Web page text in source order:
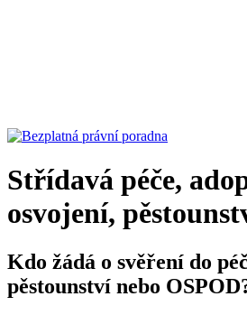
Střídavá péče,
osvojení,
Kdo žádá o svěření do
pěstounství nebo